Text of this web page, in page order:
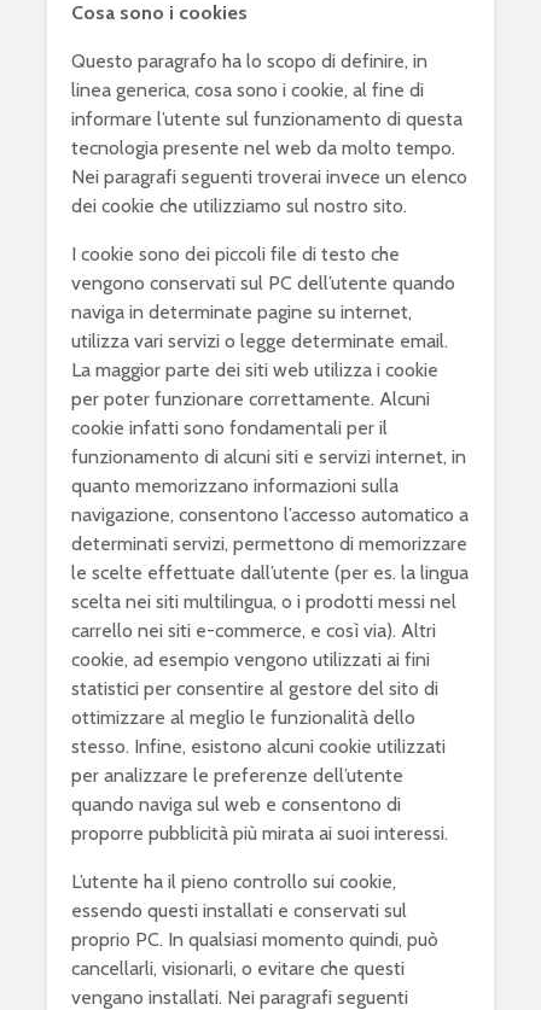
Cosa sono i cookies
Questo paragrafo ha lo scopo di definire, in
linea generica, cosa sono i cookie, al fine di
informare l’utente sul funzionamento di questa
tecnologia presente nel web da molto tempo.
Nei paragrafi seguenti troverai invece un elenco
dei cookie che utilizziamo sul nostro sito.
I cookie sono dei piccoli file di testo che
vengono conservati sul PC dell’utente quando
naviga in determinate pagine su internet,
utilizza vari servizi o legge determinate email.
La maggior parte dei siti web utilizza i cookie
per poter funzionare correttamente. Alcuni
cookie infatti sono fondamentali per il
funzionamento di alcuni siti e servizi internet, in
quanto memorizzano informazioni sulla
navigazione, consentono l’accesso automatico a
determinati servizi, permettono di memorizzare
le scelte effettuate dall’utente (per es. la lingua
scelta nei siti multilingua, o i prodotti messi nel
carrello nei siti e-commerce, e così via). Altri
cookie, ad esempio vengono utilizzati ai fini
statistici per consentire al gestore del sito di
ottimizzare al meglio le funzionalità dello
stesso. Infine, esistono alcuni cookie utilizzati
per analizzare le preferenze dell’utente
quando naviga sul web e consentono di
proporre pubblicità più mirata ai suoi interessi.
L’utente ha il pieno controllo sui cookie,
essendo questi installati e conservati sul
proprio PC. In qualsiasi momento quindi, può
cancellarli, visionarli, o evitare che questi
vengano installati. Nei paragrafi seguenti